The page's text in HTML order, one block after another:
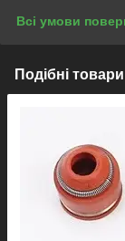
Всі умови
Подібні